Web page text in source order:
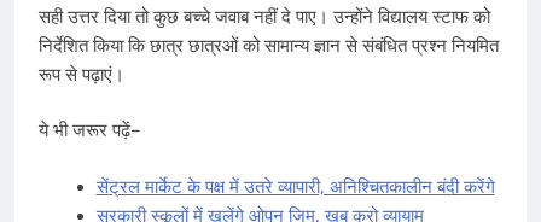
सही उत्तर दिया तो कुछ बच्चे जवाब नहीं दे पाए। उन्होंने विद्यालय स्टाफ को
निर्देशित किया कि छात्र छात्रओं को सामान्य ज्ञान से संबं​धित प्रश्न नियमित
रूप से पढ़ाएं।
ये भी जरूर पढ़ें–
सेंट्रल मार्केट के पक्ष में उतरे व्यापारी, अनि​श्चितकालीन बंदी करेंगे
सरकारी स्कूलों में खुलेंगे ओपन जिम, खूब करो व्यायाम